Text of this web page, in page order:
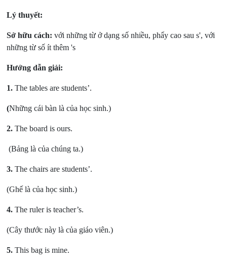
Lý thuyết:
Sở hữu cách:với những từ ở dạng số nhiều, phẩy cao sau s', với
những từ số ít thêm 's
Hướng dẫn giải:
1. The tables are students’.
(Những cái bàn là của học sinh.)
2. The board is ours.
(Bảng là của chúng ta.)
3. The chairs are students’.
(Ghế là của học sinh.)
4. The ruler is teacher’s.
(Cây thước này là của giáo viên.)
5. This bag is mine.